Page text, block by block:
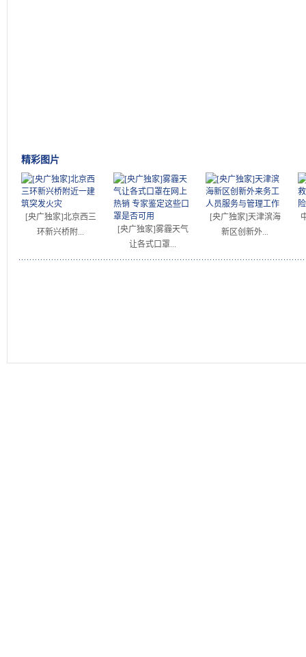
精彩图片
[央广独家]北京西三
环新兴桥附...
[央广独家]雾霾天气
让各式口罩...
[央广独家]天津滨海
新区创新外...